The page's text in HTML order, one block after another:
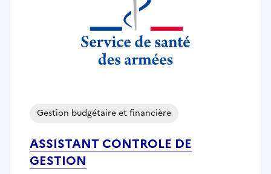
ASSISTANT CONTROLE DE
GESTION
Gestion budgétaire et financière